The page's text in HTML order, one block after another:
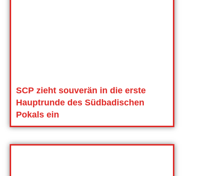
SCP zieht souverän in die erste
Hauptrunde des Südbadischen
Pokals ein